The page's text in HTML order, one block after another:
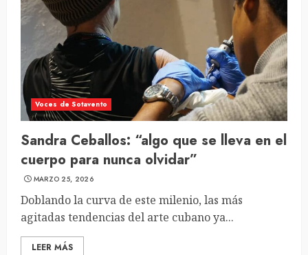
Voces de Sotavento
Sandra Ceballos: “algo que se lleva en el
cuerpo para nunca olvidar”
MARZO 25, 2026
Doblando la curva de este milenio, las más
agitadas tendencias del arte cubano ya...
LEER MÁS